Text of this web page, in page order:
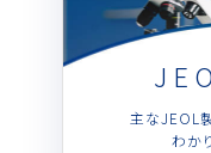
主なJEOL
わか